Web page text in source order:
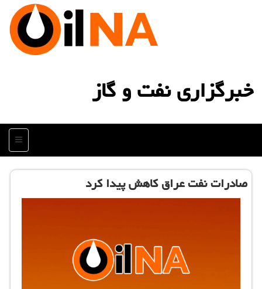
خبرگزاری نفت و گاز
منو
صادرات نفت عراق كاهش پیدا كرد